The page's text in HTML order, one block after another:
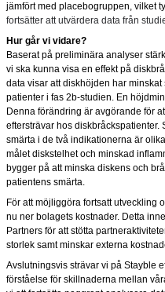
jämfört med placebogruppen, vilket
fortsätter att utvärdera data från
Hur går vi vidare?
Baserat på preliminära analyser
vi ska kunna visa en effekt på
data visar att diskhöjden har
patienter i fas 2b-studien. En
Denna förändring är avgörande för
eftersträvar hos diskbråckspatienter.
smärta i de två indikationerna är
målet diskstelhet och minskad
bygger på att minska diskens och
patientens smärta.
För att möjliggöra fortsatt utveckling
nu ner bolagets kostnader. Detta
Partners för att stötta
storlek samt minskar externa
Avslutningsvis strävar vi på Stayble
förståelse för skillnaderna mellan